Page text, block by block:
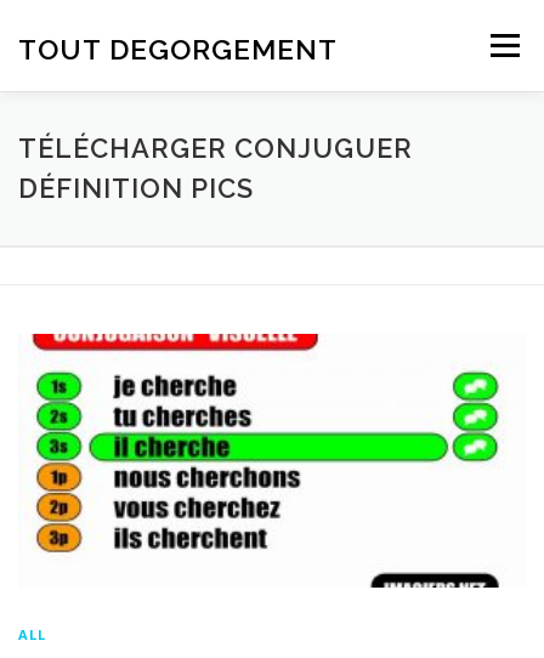
TOUT DEGORGEMENT Menu
TÉLÉCHARGER CONJUGUER
DÉFINITION PICS
ALL